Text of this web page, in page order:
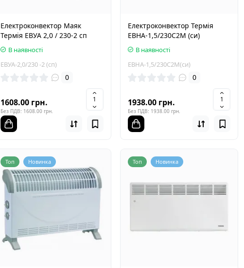
Електроконвектор Маяк
Термія ЕВУА 2,0 / 230-2 сп
В наявності
EВУА-2,0/230 -2 (сп)
0
1608.00 грн.
Без ПДВ: 1608.00 грн.
Електроконвектор Термія
ЕВНА-1,5/230С2М (си)
В наявності
ЕВНА-1,5/230С2М(си)
0
1938.00 грн.
Без ПДВ: 1938.00 грн.
Топ Новинка Топ Новинка